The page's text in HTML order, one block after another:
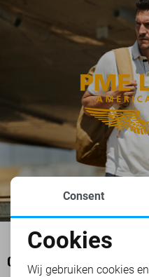
OOK HET BEKIJKEN
Noodzakelijke cookies
Consent
Cookies
Wij gebruiken cookies